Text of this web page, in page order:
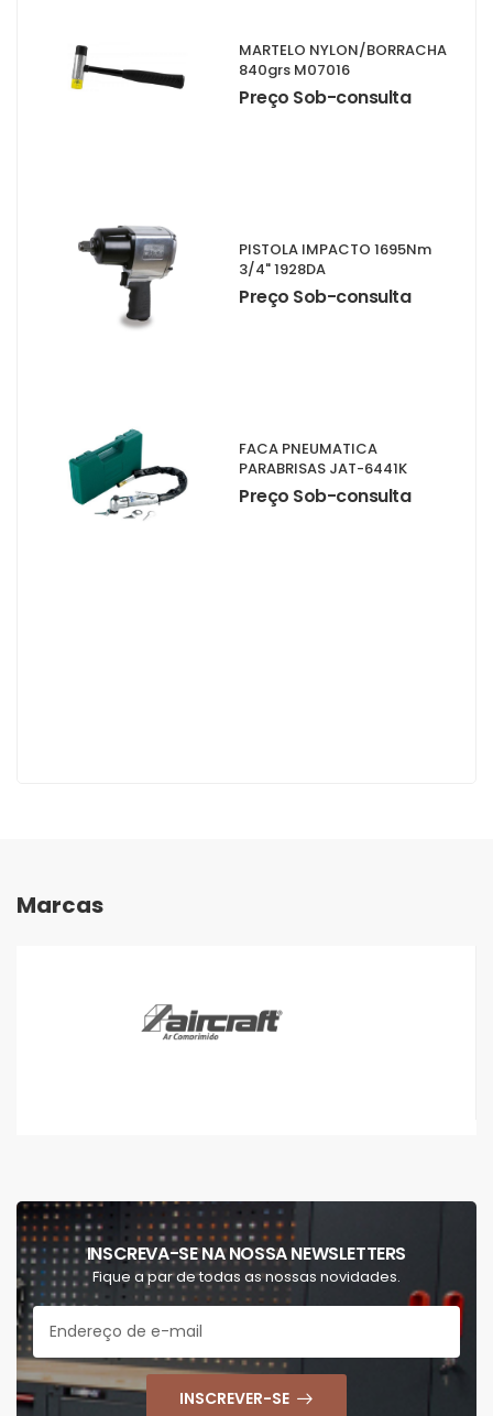
MARTELO NYLON/BORRACHA
840grs M07016
Preço Sob-consulta
PISTOLA IMPACTO 1695Nm
3/4" 1928DA
Preço Sob-consulta
FACA PNEUMATICA
PARABRISAS JAT-6441K
Preço Sob-consulta
Marcas
INSCREVA-SE NA NOSSA NEWSLETTERS
Fique a par de todas as nossas novidades.
INSCREVER-SE